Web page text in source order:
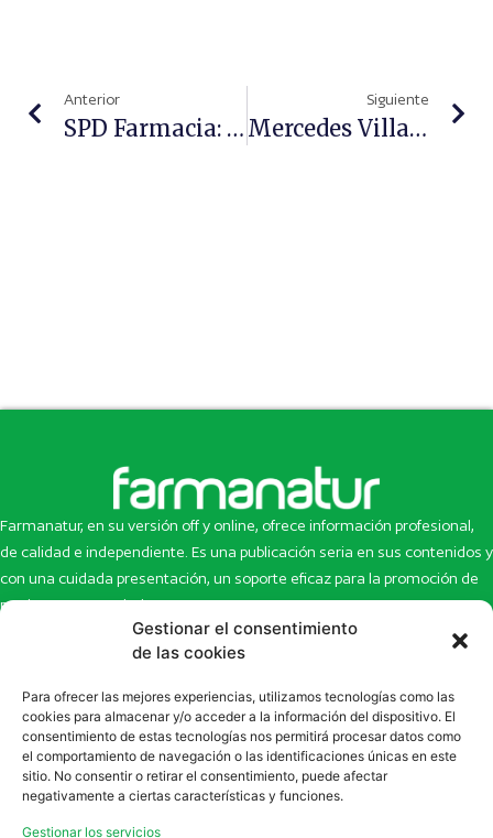
Gestionar el consentimiento
de las cookies
Para ofrecer las mejores experiencias, utilizamos tecnologías como las
cookies para almacenar y/o acceder a la información del dispositivo. El
consentimiento de estas tecnologías nos permitirá procesar datos como
el comportamiento de navegación o las identificaciones únicas en este
sitio. No consentir o retirar el consentimiento, puede afectar
negativamente a ciertas características y funciones.
Gestionar los servicios
Anterior
SPD Farmacia: COFCAM Destaca Su Valor Asistencial, Clínico Y Económico En El Modelo Sanitario
Siguiente
Mercedes Villacorta, Nueva Presidenta Del Colegio Oficial De Farmacéuticos De Álava
Farmanatur, en su versión off y online, ofrece información profesional,
de calidad e independiente. Es una publicación seria en sus contenidos y
con una cuidada presentación, un soporte eficaz para la promoción de
productos y novedades.
Inicio
Newsletter
Eco Multimedia
Contacto
Artículos
Escaparate
Enlaces de interés
SUSCRÍBETE A NUESTRO NEWSLETTER